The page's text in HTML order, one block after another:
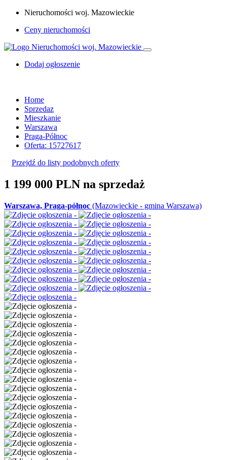
Nieruchomości woj. Mazowieckie
Ceny nieruchomości
Dodaj ogłoszenie
Home
Sprzedaz
Mieszkanie
Warszawa
Praga-Północ
Oferta: 15727617
Przejdź do listy podobnych oferty
1 199 000 PLN na sprzedaż
Warszawa, Praga-północ (Mazowieckie - gmina Warszawa)